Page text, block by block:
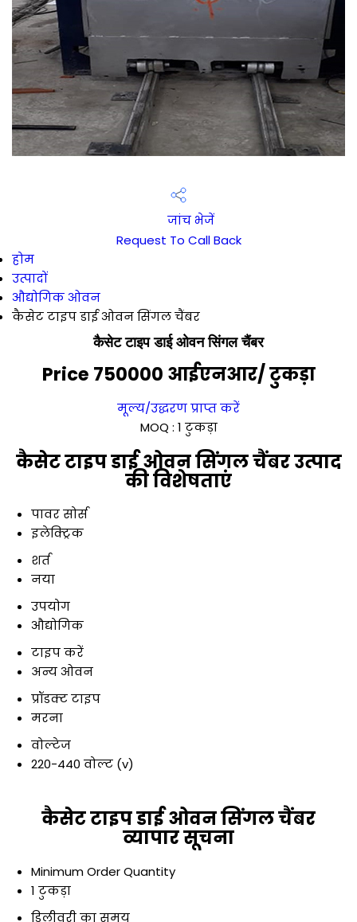
जांच भेजें
Request To Call Back
होम
उत्पादों
औद्योगिक ओवन
कैसेट टाइप डाई ओवन सिंगल चैंबर
कैसेट टाइप डाई ओवन सिंगल चैंबर
Price 750000 आईएनआर/ टुकड़ा
मूल्य/उद्धरण प्राप्त करें
MOQ : 1 टुकड़ा
कैसेट टाइप डाई ओवन सिंगल चैंबर उत्पाद
की विशेषताएं
पावर सोर्स
इलेक्ट्रिक
शर्त
नया
उपयोग
औद्योगिक
टाइप करें
अन्य ओवन
प्रॉडक्ट टाइप
मरना
वोल्टेज
220-440 वोल्ट (v)
कैसेट टाइप डाई ओवन सिंगल चैंबर
व्यापार सूचना
Minimum Order Quantity
1 टुकड़ा
डिलीवरी का समय